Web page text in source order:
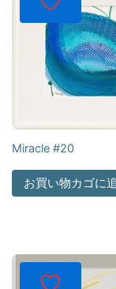
Miracle #20
お買い物カゴに